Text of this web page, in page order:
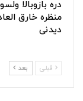
دره بازوبالا
منظره خارق
دیدنی
قبلی بعد